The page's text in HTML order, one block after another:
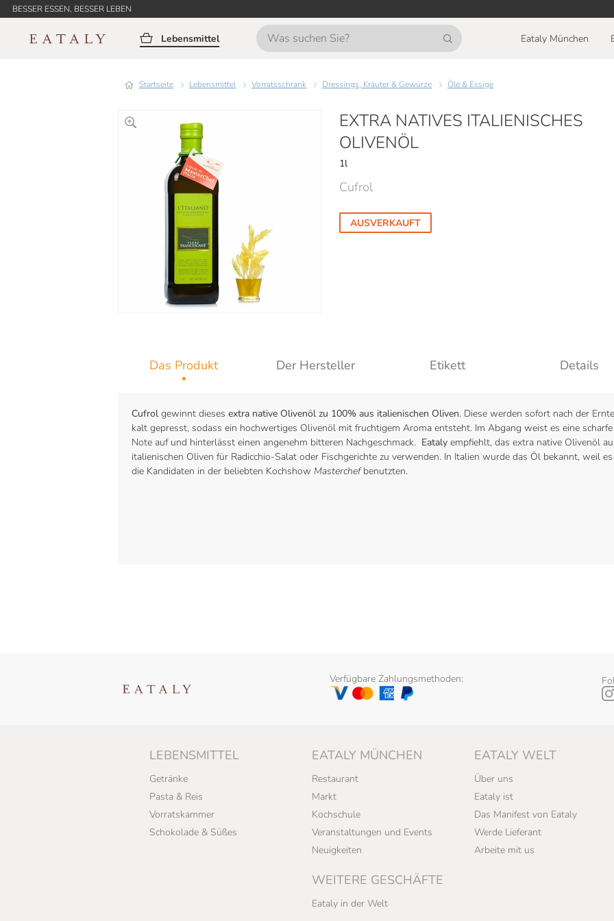
BESSER ESSEN, BESSER LEBEN
Lebensmittel Eataly München
Startseite Lebensmittel Vorratsschrank Dressings, Kräuter & Gewürze Öle & Essige
EXTRA NATIVES ITALIENISCHES
OLIVENÖL
1l
Cufrol
AUSVERKAUFT
Das Produkt Der Hersteller Etikett Details
Cufrol gewinnt dieses extra native Olivenöl zu 100% aus italienischen Oliven. Diese werden sofort nach der Ernte
kalt gepresst, sodass ein hochwertiges Olivenöl mit fruchtigem Aroma entsteht. Im Abgang weist es eine scharfe
Note auf und hinterlässt einen angenehm bitteren Nachgeschmack. Eataly empfiehlt, das extra native Olivenöl
italienischen Oliven für Radicchio-Salat oder Fischgerichte zu verwenden. In Italien wurde das Öl bekannt, weil es
die Kandidaten in der beliebten Kochshow Masterchefbenutzten.
Verfügbare Zahlungsmethoden:
LEBENSMITTEL
Getränke
Pasta & Reis
Vorratskammer
Schokolade & Süßes
EATALY MÜNCHEN
Restaurant
Markt
Kochschule
Veranstaltungen und Events
Neuigkeiten
WEITERE GESCHÄFTE
Eataly in der Welt
EATALY WELT
Über uns
Eataly ist
Das Manifest von Eataly
Werde Lieferant
Arbeite mit us